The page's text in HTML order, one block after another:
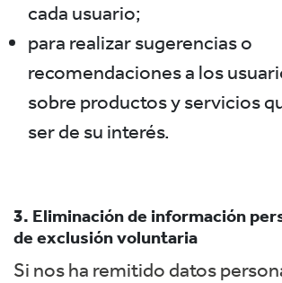
cada usuario;
para realizar sugerencias o
recomendaciones a los
sobre productos y servicios
ser de su interés.
3. Eliminación de información
de exclusión voluntaria
Si nos ha remitido datos